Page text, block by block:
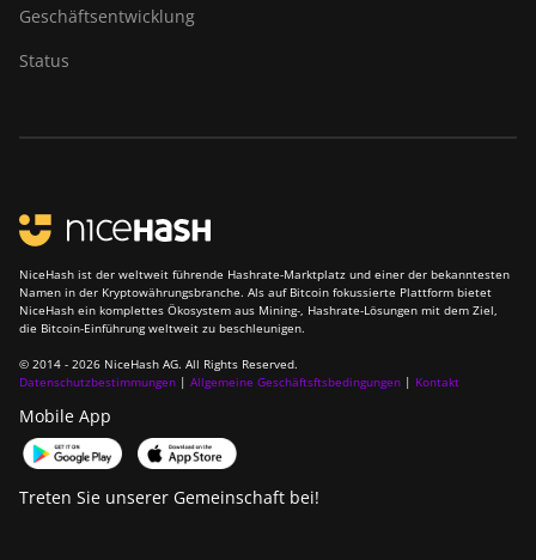
Geschäftsentwicklung
Status
NiceHash ist der weltweit führende Hashrate-Marktplatz und einer der bekanntesten
Namen in der Kryptowährungsbranche. Als auf Bitcoin fokussierte Plattform bietet
NiceHash ein komplettes Ökosystem aus Mining-, Hashrate-Lösungen mit dem Ziel,
die Bitcoin-Einführung weltweit zu beschleunigen.
© 2014 - 2026 NiceHash AG. All Rights Reserved.
Datenschutzbestimmungen | Allgemeine Geschäftsftsbedingungen | Kontakt
Mobile App
Treten Sie unserer Gemeinschaft bei!